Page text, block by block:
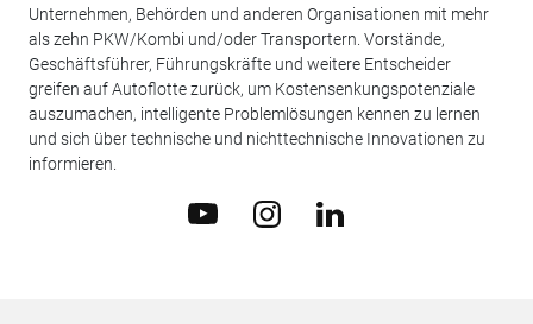
Unternehmen, Behörden und anderen Organisationen mit mehr
als zehn PKW/Kombi und/oder Transportern. Vorstände,
Geschäftsführer, Führungskräfte und weitere Entscheider
greifen auf Autoflotte zurück, um Kostensenkungspotenziale
auszumachen, intelligente Problemlösungen kennen zu lernen
und sich über technische und nichttechnische Innovationen zu
informieren.